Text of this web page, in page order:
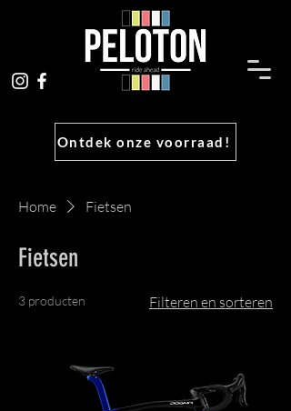
Ontdek onze voorraad!
Home Fietsen
Fietsen
3 producten Filteren en sorteren